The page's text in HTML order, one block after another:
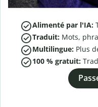
Alimenté par l'IA:
Traduit: Mots,
Multilingue: Plus
100 % gratuit: